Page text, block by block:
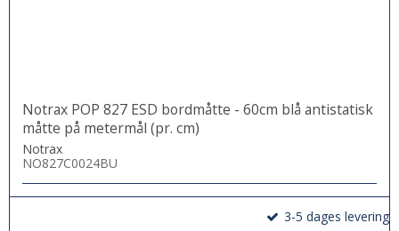
Notrax POP 827 ESD bordmåtte - 60cm blå antistatisk
måtte på metermål (pr. cm)
Notrax
NO827C0024BU
3-5 dages levering